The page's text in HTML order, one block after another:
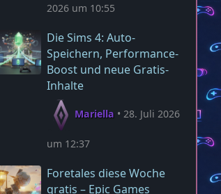
2026 um 10:55
Die Sims 4: Auto-
Speichern, Performance-
Boost und neue Gratis-
Inhalte
Mariella 28. Juli 2026
um 12:37
Foretales diese Woche
gratis – Epic Games